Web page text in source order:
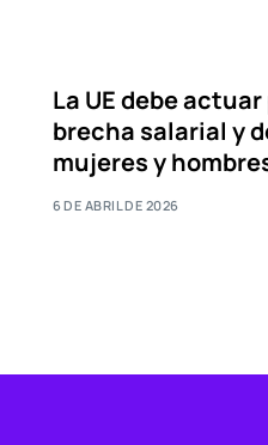
La UE debe
brecha salarial y
mujeres y
6 DE ABRIL DE 2026